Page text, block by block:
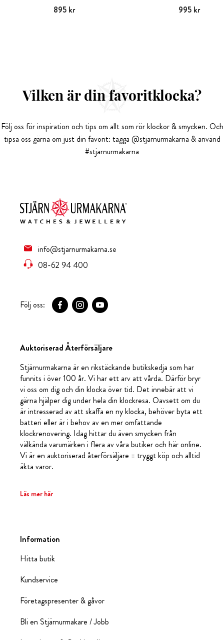
Pris:895 kr
895 kr Pris:995 kr
995 kr
Vilken är din favoritklocka?
Följ oss för inspiration och tips om allt som rör klockor & smycken. Och
tipsa oss gärna om just din favorit: tagga @stjarnurmakarna & använd
#stjarnurmakarna
info@stjarnurmakarna.se
08-62 94 400
Följ oss:
Auktoriserad Återförsäljare
Stjärnurmakarna är en rikstäckande butikskedja som har
funnits i över 100 år. Vi har ett arv att vårda. Därför bryr
vi oss om dig och din klocka över tid. Det innebär att vi
gärna hjälper dig under hela din klockresa. Oavsett om du
är intresserad av att skaffa en ny klocka, behöver byta ett
batteri eller är i behov av en mer omfattande
klockrenovering. Idag hittar du även smycken från
välkända varumärken i flera av våra butiker och här online.
Vi är en auktoriserad återförsäljare = tryggt köp och alltid
äkta varor.
Läs mer här
Information
Hitta butik
Kundservice
Företagspresenter & gåvor
Bli en Stjärnurmakare / Jobb